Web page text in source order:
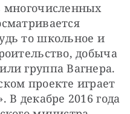
многочисленных
то школьное и
добыча
группа Вагнера.
проекте играет
В декабре 2016 года